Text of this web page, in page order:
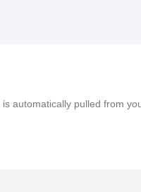
automatically pulled from